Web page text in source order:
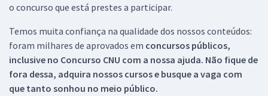
o concurso que está prestes a participar.
Temos muita confiança na qualidade dos nossos conteúdos:
foram milhares de aprovados em concursos públicos,
inclusive no Concurso CNU com a nossa ajuda. Não fique de
fora dessa, adquira nossos cursos e busque a vaga com
que tanto sonhou no meio público.